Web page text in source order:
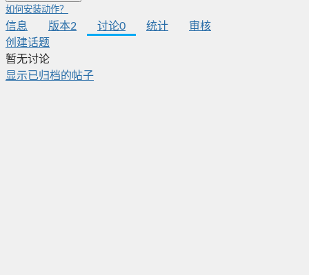
如何安装动作？
信息 版本2 讨论0 统计
审核
创建话题
暂无讨论
显示已归档的帖子